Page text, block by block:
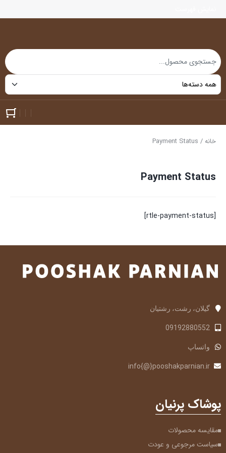
خانه/ Payment Status
Payment Status
[rtle-payment-status]
گیلان، رشت، رشتیان
09192880552
واتساپ
info{@}pooshakparnian.ir
پوشاک پرنیان
مقایسه محصولات
سیاست مرجوعی و عودت